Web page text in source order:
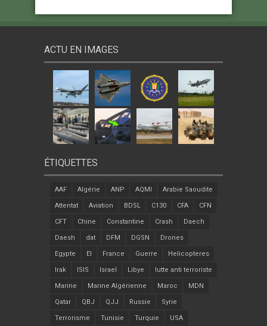
ACTU EN IMAGES
ÉTIQUETTES
AAF Algérie ANP AQMI Arabie Saoudite
Attentat Aviation BDSL C130 CFA CFN
CFT Chine Constantine Crash Daech
Daesh dat DFM DGSN Drones
Egypte EI France Guerre Helicopteres
Irak ISIS Israel Libye lutte anti terroriste
Marine Marine Algérienne Maroc MDN
Qatar QBJ QJJ Russie Syrie
Terrorisme Tunisie Turquie USA